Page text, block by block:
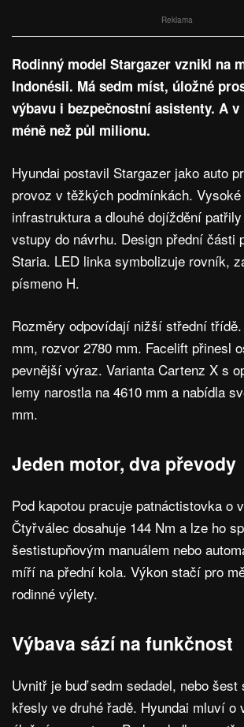
Reklama
Rodinný model Stargazer vznikl na
Indonésii. Má sedm míst, úložné
výbavu i bezpečnostní asistenty. A
méně než půl milionu.
Hyundai postavil Stargazer jako auto
provoz v těžkých podmínkách.
infrastruktura a dlouhé dojíždění
vstupy do návrhu. Design přední části
Staria. LED linka symbolizuje rovník,
písmeno H.
Rozměry odpovídají nižší střední
mm, rozvor 2780 mm. Facelift přinesl
pevnější výraz. Varianta Cartenz X s
lemy narostla na 4610 mm a nabídla
mm.
Jeden motor, dva převody
Pod kapotou pracuje patnáctistovka o
Čtyřválec dosahuje 144 Nm a lze ho
šestistupňovým manuálem nebo
míří na přední kola. Výkon stačí pro
rodinné výlety.
Výbava sází na funkčnost
Uvnitř je buď sedm sedadel, nebo šest
křesly ve druhé řadě. Hyundai mluví o